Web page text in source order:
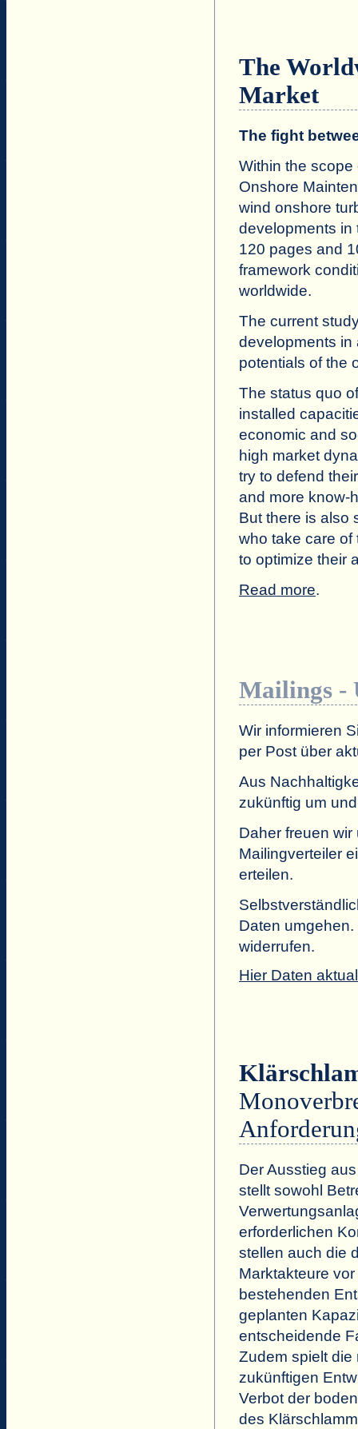
The
Market
The fight
Within the
Onshore
wind onshore
developments in
120 pages and
framework
worldwide.
The current
developments in
potentials of the
The status quo
installed
economic and
high market
try to defend
and more know-
But there is also
who take care of
to optimize their
Read more.
Mailings -
Wir informieren
per Post über
Aus
zukünftig um
Daher freuen
Mailingverteiler
erteilen.
Daten
widerrufen.
Hier Daten
Der Ausstieg
stellt sowohl
erforderlichen
stellen auch die
Marktakteure
bestehenden
geplanten
entscheidende
Zudem spielt die
zukünftigen
Verbot der
des